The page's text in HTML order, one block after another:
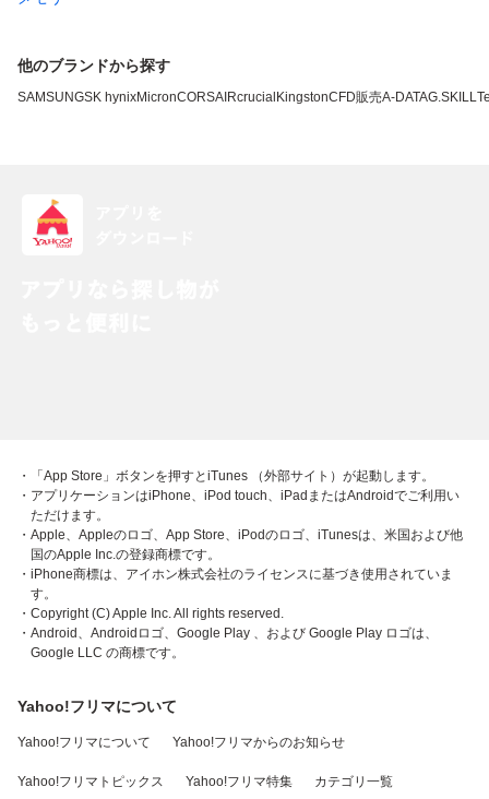
他のブランドから探す
SAMSUNGSK hynixMicronCORSAIRcrucial KingstonCFD販売A-DATAG.SKILL
・「App Store」ボタンを押すとiTunes （外部サイト）が起動します。
・アプリケーションはiPhone、iPod touch、iPadまたはAndroidでご利用い
ただけます。
・Apple、Appleのロゴ、App Store、iPodのロゴ、iTunesは、米国および他
国のApple Inc.の登録商標です。
・iPhone商標は、アイホン株式会社のライセンスに基づき使用されていま
す。
・Copyright (C) Apple Inc. All rights reserved.
・Android、Androidロゴ、Google Play 、および Google Play ロゴは、
Google LLC の商標です。
Yahoo!フリマについて
Yahoo!フリマについて Yahoo!フリマからのお知らせ
Yahoo!フリマトピックス Yahoo!フリマ特集 カテゴリ一覧